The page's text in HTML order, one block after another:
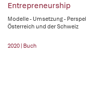
Entrepreneurship
Modelle - Umsetzung -
Österreich und der Schweiz
2020 | Buch